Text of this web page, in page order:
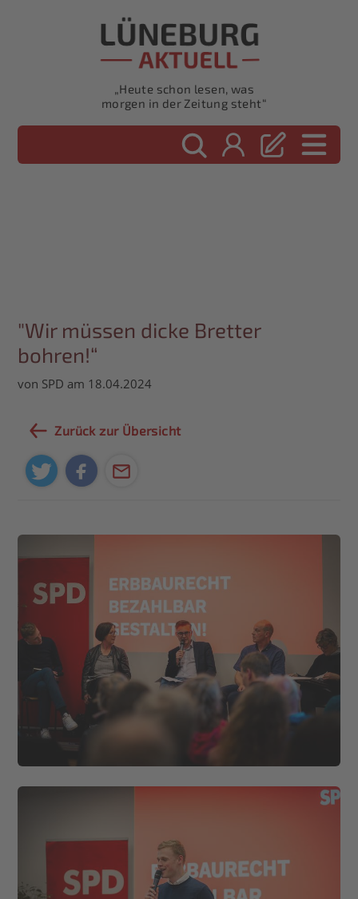
„Heute schon lesen, was
morgen in der Zeitung steht“
"Wir müssen dicke Bretter
bohren!“
von SPD am 18.04.2024
Zurück zur Übersicht